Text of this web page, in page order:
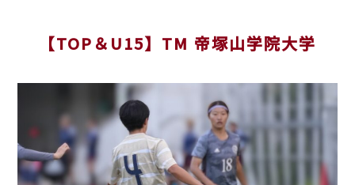
【TOP＆U15】TM 帝塚山学院大学